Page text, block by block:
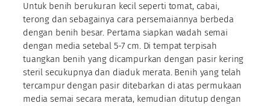
Untuk benih berukuran kecil seperti tomat, cabai,
terong dan sebagainya cara persemaiannya berbeda
dengan benih besar. Pertama siapkan wadah semai
dengan media setebal 5-7 cm. Di tempat terpisah
tuangkan benih yang dicampurkan dengan pasir kering
steril secukupnya dan diaduk merata. Benih yang telah
tercampur dengan pasir ditebarkan di atas permukaan
media semai secara merata, kemudian ditutup dengan